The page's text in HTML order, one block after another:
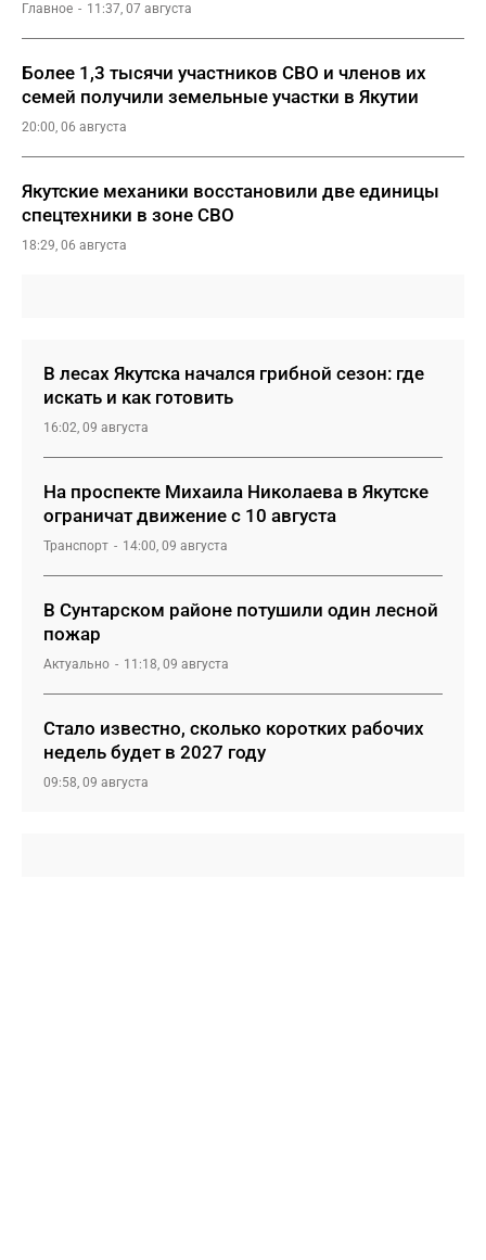
Главное 11:37, 07 августа
Более 1,3 тысячи участников СВО и членов их
семей получили земельные участки в Якутии
20:00, 06 августа
Якутские механики восстановили две единицы
спецтехники в зоне СВО
18:29, 06 августа
В лесах Якутска начался грибной сезон: где
искать и как готовить
16:02, 09 августа
На проспекте Михаила Николаева в Якутске
ограничат движение с 10 августа
Транспорт 14:00, 09 августа
В Сунтарском районе потушили один лесной
пожар
Актуально 11:18, 09 августа
Стало известно, сколько коротких рабочих
недель будет в 2027 году
09:58, 09 августа